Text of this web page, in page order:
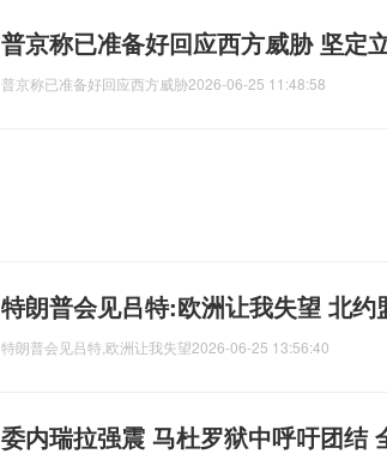
普京称已准备好回应西方威胁 坚定
普京称已准备好回应西方威胁2026-06-25 11:48:58
特朗普会见吕特:欧洲让我失望 北约
特朗普会见吕特,欧洲让我失望2026-06-25 13:56:40
委内瑞拉强震 马杜罗狱中呼吁团结